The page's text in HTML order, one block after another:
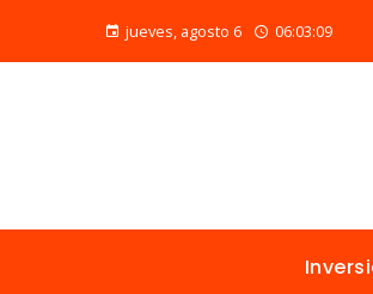
jueves, agosto 6 06:03:10